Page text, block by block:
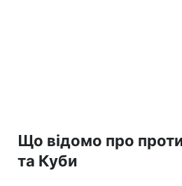
Що відомо про
та Куби